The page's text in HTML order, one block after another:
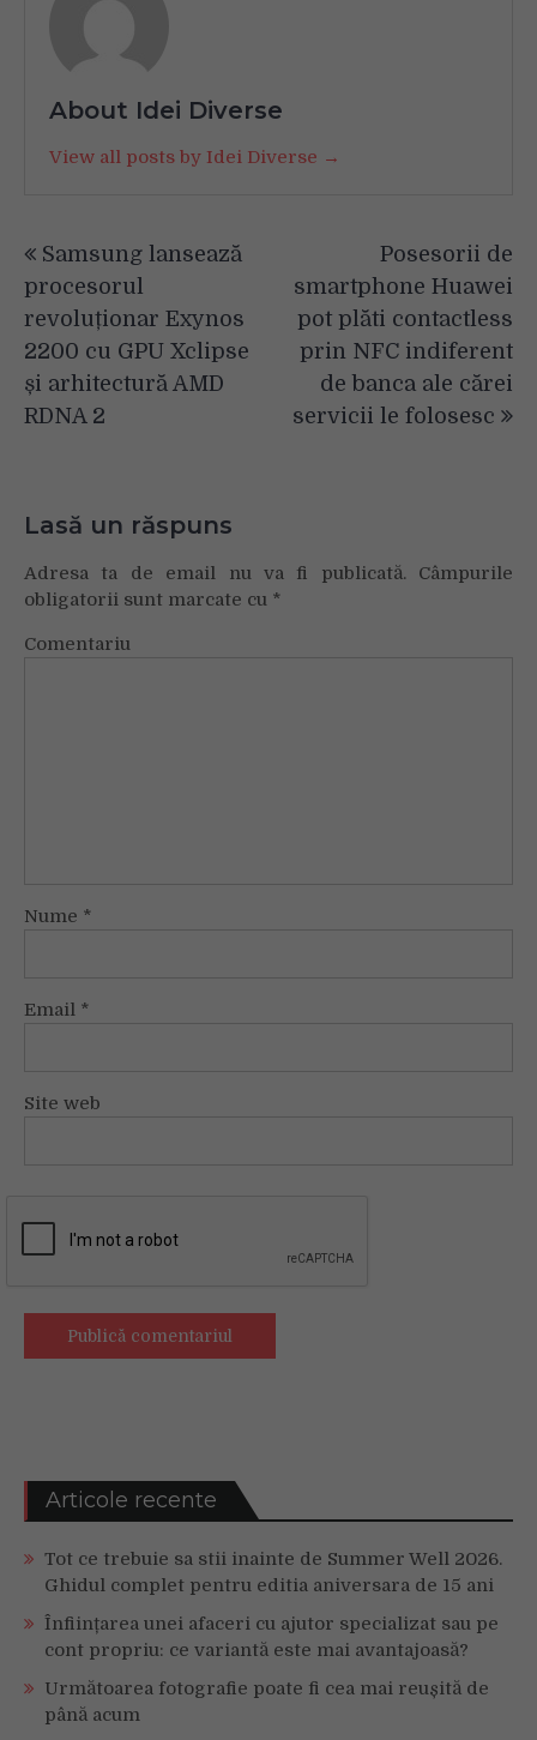
About Idei Diverse
View all posts by Idei Diverse →
în
articole
Samsung lansează
procesorul
revoluționar Exynos
2200 cu GPU Xclipse
și arhitectură AMD
RDNA 2
Posesorii de
smartphone Huawei
pot plăti contactless
prin NFC indiferent
de banca ale cărei
servicii le folosesc
Lasă un răspuns
Adresa ta de email nu va fi publicată. Câmpurile
obligatorii sunt marcate cu *
Comentariu
Nume *
Email *
Site web
Articole recente
Tot ce trebuie sa stii inainte de Summer Well 2026.
Ghidul complet pentru editia aniversara de 15 ani
Înființarea unei afaceri cu ajutor specializat sau pe
cont propriu: ce variantă este mai avantajoasă?
Următoarea fotografie poate fi cea mai reușită de
până acum